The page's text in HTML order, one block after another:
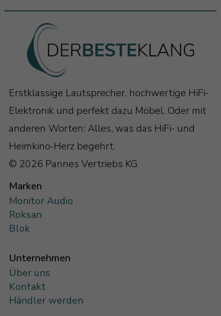
Erstklassige Lautsprecher, hochwertige HiFi-
Elektronik und perfekt dazu Möbel. Oder mit
anderen Worten: Alles, was das HiFi- und
Heimkino-Herz begehrt.
© 2026 Pannes Vertriebs KG
Marken
Monitor Audio
Roksan
Blok
Unternehmen
Über uns
Kontakt
Händler werden